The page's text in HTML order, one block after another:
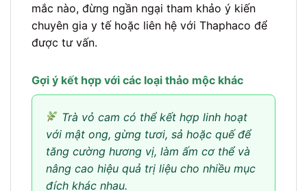
mắc nào, đừng ngần ngại tham khảo ý kiến
chuyên gia y tế hoặc liên hệ với Thaphaco để
được tư vấn.
Gợi ý kết hợp với các loại thảo mộc khác
Trà vỏ cam có thể kết hợp linh hoạt
với mật ong, gừng tươi, sả hoặc quế để
tăng cường hương vị, làm ấm cơ thể và
nâng cao hiệu quả trị liệu cho nhiều mục
đích khác nhau.